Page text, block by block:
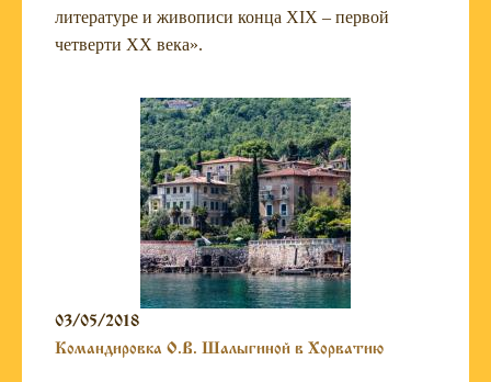
литературе и живописи конца XIX – первой
четверти XX века».
03/05/2018
Командировка О.В. Шалыгиной в Хорватию